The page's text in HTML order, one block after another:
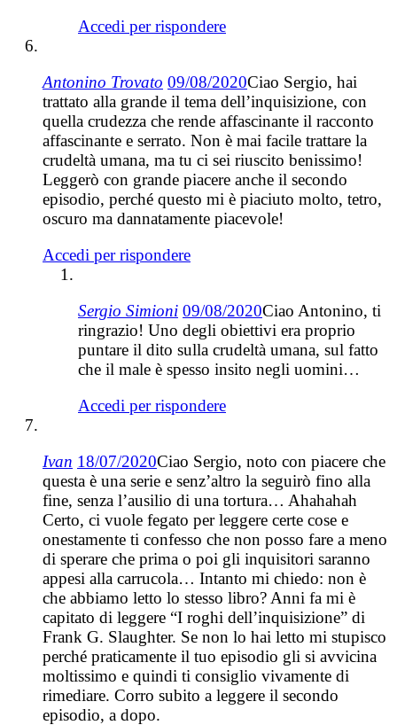
Accedi per rispondere
Antonino Trovato 09/08/2020Ciao Sergio, hai
trattato alla grande il tema dell’inquisizione, con
quella crudezza che rende affascinante il racconto
affascinante e serrato. Non è mai facile trattare la
crudeltà umana, ma tu ci sei riuscito benissimo!
Leggerò con grande piacere anche il secondo
episodio, perché questo mi è piaciuto molto, tetro,
oscuro ma dannatamente piacevole!
Accedi per rispondere
Sergio Simioni 09/08/2020Ciao Antonino, ti
ringrazio! Uno degli obiettivi era proprio
puntare il dito sulla crudeltà umana, sul fatto
che il male è spesso insito negli uomini…
Accedi per rispondere
Ivan 18/07/2020Ciao Sergio, noto con piacere che
questa è una serie e senz’altro la seguirò fino alla
fine, senza l’ausilio di una tortura… Ahahahah
Certo, ci vuole fegato per leggere certe cose e
onestamente ti confesso che non posso fare a meno
di sperare che prima o poi gli inquisitori saranno
appesi alla carrucola… Intanto mi chiedo: non è
che abbiamo letto lo stesso libro? Anni fa mi è
capitato di leggere “I roghi dell’inquisizione” di
Frank G. Slaughter. Se non lo hai letto mi stupisco
perché praticamente il tuo episodio gli si avvicina
moltissimo e quindi ti consiglio vivamente di
rimediare. Corro subito a leggere il secondo
episodio, a dopo.